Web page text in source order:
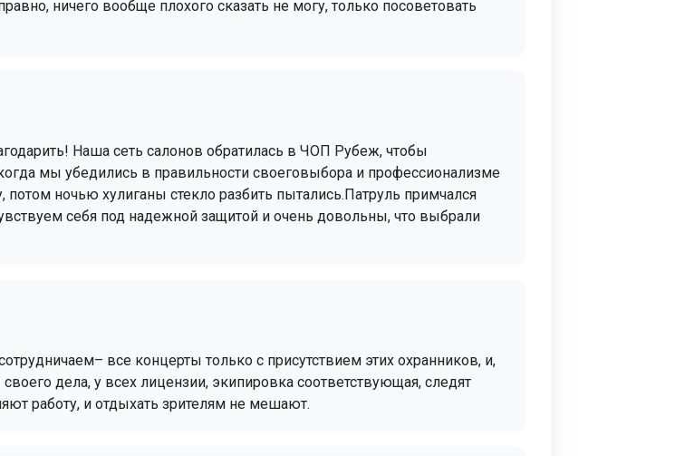
ничего вообще плохого сказать не могу, только посоветовать
Наша сеть салонов обратилась в ЧОП Рубеж, чтобы
мы убедились в правильности своеговыбора и профессионализме
ночью хулиганы стекло разбить пытались.Патруль примчался
себя под надежной защитой и очень довольны, что выбрали
все концерты только с присутствием этих охранников, и,
дела, у всех лицензии, экипировка соответствующая, следят
работу, и отдыхать зрителям не мешают.